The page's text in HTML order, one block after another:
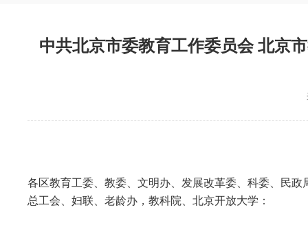
中共北京市委教育工作委员会 北京
各区教育工委、教委、文明办、发展改革委、科委、民
总工会、妇联、老龄办，教科院、北京开放大学：